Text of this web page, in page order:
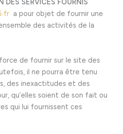
DES SERVICES FOURNIS
a pour objet de fournir une
des activités de la
de fournir sur le site des
il ne pourra être tenu
des inexactitudes et des
qu’elles soient de son fait ou
qui lui fournissent ces